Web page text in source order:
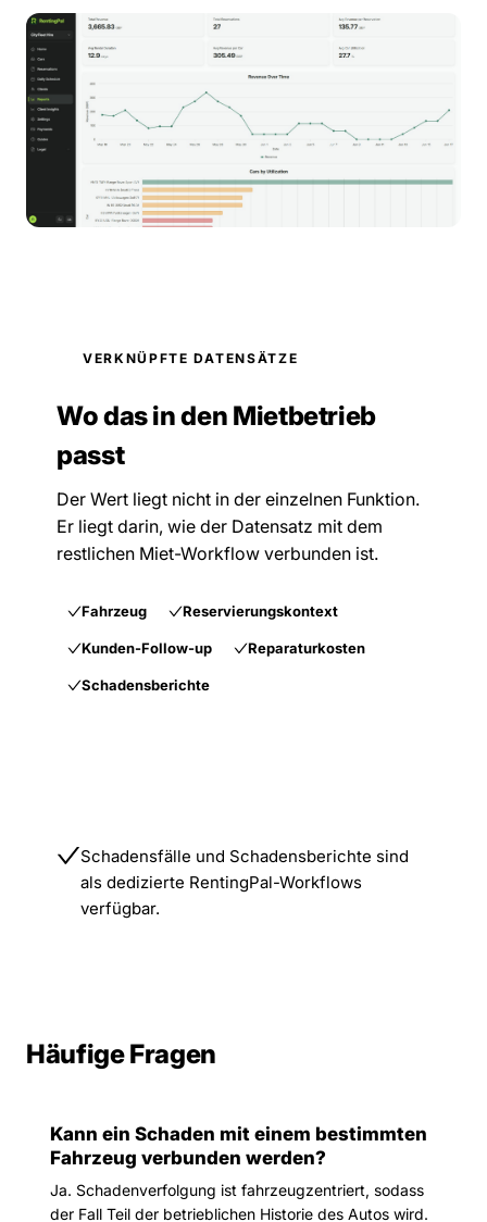
VERKNÜPFTE DATENSÄTZE
Wo das in den Mietbetrieb
passt
Der Wert liegt nicht in der einzelnen Funktion.
Er liegt darin, wie der Datensatz mit dem
restlichen Miet-Workflow verbunden ist.
Fahrzeug Reservierungskontext
Kunden-Follow-up Reparaturkosten
Schadensberichte
Schadensfälle und Schadensberichte sind
als dedizierte RentingPal-Workflows
verfügbar.
Häufige Fragen
Kann ein Schaden mit einem bestimmten
Fahrzeug verbunden werden?
Ja. Schadenverfolgung ist fahrzeugzentriert, sodass
der Fall Teil der betrieblichen Historie des Autos wird.